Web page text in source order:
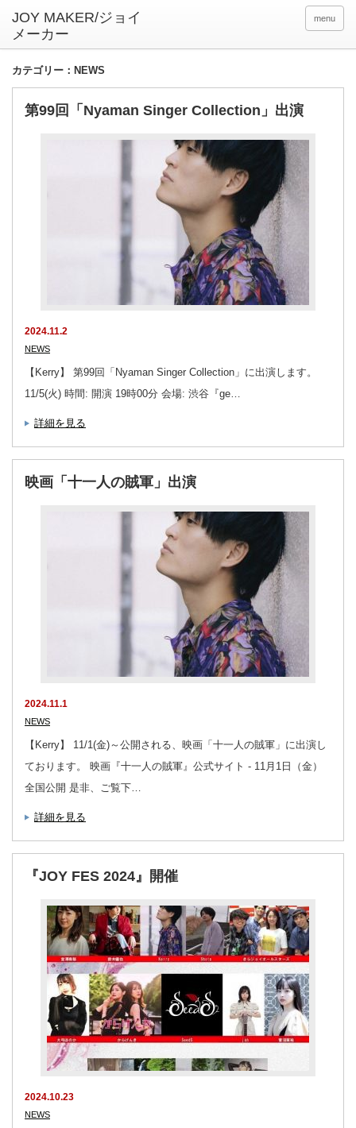
menu
カテゴリー：NEWS
第99回「Nyaman Singer Collection」出演
2024.11.2
NEWS
【Kerry】 第99回「Nyaman Singer Collection」に出演します。
11/5(火) 時間: 開演 19時00分 会場: 渋谷『ge…
詳細を見る
映画「十一人の賊軍」出演
2024.11.1
NEWS
【Kerry】 11/1(金)～公開される、映画「十一人の賊軍」に出演し
ております。 映画『十一人の賊軍』公式サイト - 11月1日（金）
全国公開 是非、ご覧下…
詳細を見る
『JOY FES 2024』開催
2024.10.23
NEWS